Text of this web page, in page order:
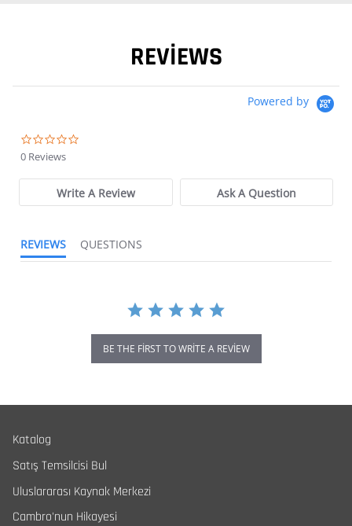
REVIEWS
Powered by
0 Reviews
Write A Review Ask A Question
REVIEWS QUESTIONS
BE THE FIRST TO WRITE A REVIEW
Katalog
Satış Temsilcisi Bul
Uluslararası Kaynak Merkezi
Cambro'nun Hikayesi